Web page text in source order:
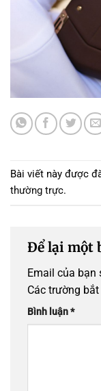
Bài viết này được
thường trực.
Để lại một
Email của bạn
Các trường
Bình luận*